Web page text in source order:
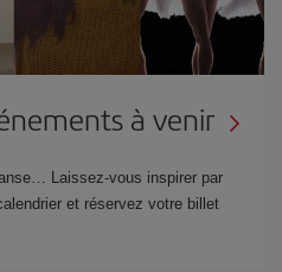
à venir
Laissez-vous inspirer par
et réservez votre billet